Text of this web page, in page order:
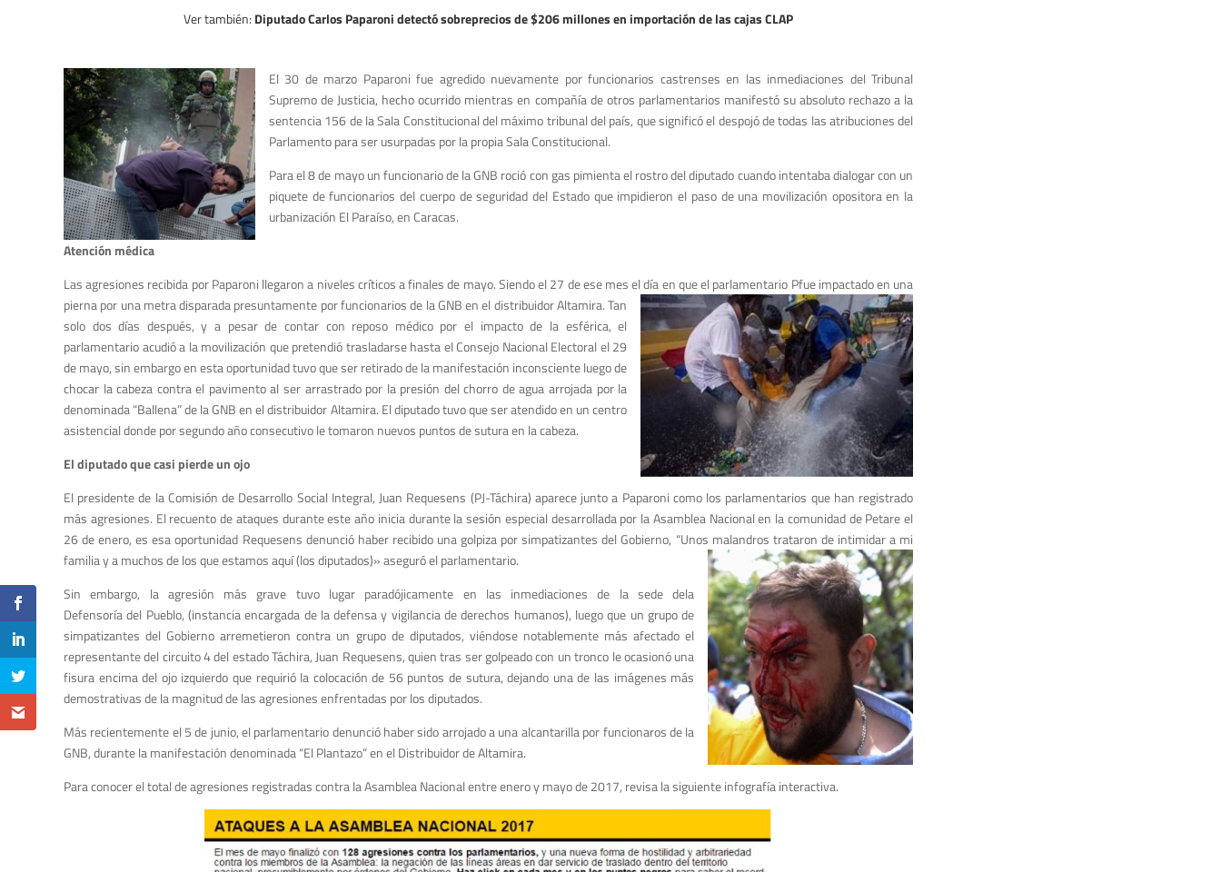
Ver también: Diputado Carlos Paparoni detectó sobreprecios de $206 millones en importación de las cajas CLAP
El 30 de marzo Paparoni fue agredido nuevamente por funcionarios castrenses en las inmediaciones del Tribunal
Supremo de Justicia, hecho ocurrido mientras en compañía de otros parlamentarios manifestó su absoluto rechazo a la
sentencia 156 de la Sala Constitucional del máximo tribunal del país, que significó el despojó de todas las atribuciones del
Parlamento para ser usurpadas por la propia Sala Constitucional.
Para el 8 de mayo un funcionario de la GNB roció con gas pimienta el rostro del diputado cuando intentaba dialogar con un
piquete de funcionarios del cuerpo de seguridad del Estado que impidieron el paso de una movilización opositora en la
urbanización El Paraíso, en Caracas.
Atención médica
Las agresiones recibida por Paparoni llegaron a niveles críticos a finales de mayo. Siendo el 27 de ese mes el día en que el parlamentario Pfue impactado en una
pierna por una metra disparada presuntamente por funcionarios de la GNB en el distribuidor Altamira. Tan
solo dos días después, y a pesar de contar con reposo médico por el impacto de la esférica, el
parlamentario acudió a la movilización que pretendió trasladarse hasta el Consejo Nacional Electoral el 29
de mayo, sin embargo en esta oportunidad tuvo que ser retirado de la manifestación inconsciente luego de
chocar la cabeza contra el pavimento al ser arrastrado por la presión del chorro de agua arrojada por la
denominada “Ballena” de la GNB en el distribuidor Altamira. El diputado tuvo que ser atendido en un centro
asistencial donde por segundo año consecutivo le tomaron nuevos puntos de sutura en la cabeza.
El diputado que casi pierde un ojo
El presidente de la Comisión de Desarrollo Social Integral, Juan Requesens (PJ-Táchira) aparece junto a Paparoni como los parlamentarios que han registrado
más agresiones. El recuento de ataques durante este año inicia durante la sesión especial desarrollada por la Asamblea Nacional en la comunidad de Petare el
26 de enero, es esa oportunidad Requesens denunció haber recibido una golpiza por simpatizantes del Gobierno, “Unos malandros trataron de intimidar a mi
familia y a muchos de los que estamos aquí (los diputados)» aseguró el parlamentario.
Sin embargo, la agresión más grave tuvo lugar paradójicamente en las inmediaciones de la sede dela
Defensoría del Pueblo, (instancia encargada de la defensa y vigilancia de derechos humanos), luego que un grupo de
simpatizantes del Gobierno arremetieron contra un grupo de diputados, viéndose notablemente más afectado el
representante del circuito 4 del estado Táchira, Juan Requesens, quien tras ser golpeado con un tronco le ocasionó una
fisura encima del ojo izquierdo que requirió la colocación de 56 puntos de sutura, dejando una de las imágenes más
demostrativas de la magnitud de las agresiones enfrentadas por los diputados.
Más recientemente el 5 de junio, el parlamentario denunció haber sido arrojado a una alcantarilla por funcionaros de la
GNB, durante la manifestación denominada “El Plantazo” en el Distribuidor de Altamira.
Para conocer el total de agresiones registradas contra la Asamblea Nacional entre enero y mayo de 2017, revisa la siguiente infografía interactiva.